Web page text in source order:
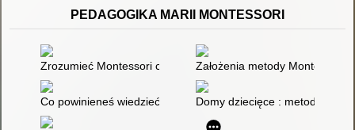
PEDAGOGIKA MARII MONTESSORI
Zrozumieć Montessori czyli Maria Montessori o wychowaniu
Założenia metody Montessori
Co powinieneś wiedzieć o swoim dzieckuDomy dziecięce : metoda